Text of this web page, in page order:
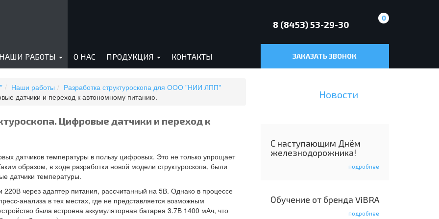
РАБОТЫ О НАС ПРОДУКЦИЯ КОНТАКТЫ
8 (8453) 53-29-30
0
ЗАКАЗАТЬ ЗВОНОК
Наши работы
Разработка структуроскопа для ООО "НИИ ЛПП"
датчики и переход к автономному питанию.
Цифровые датчики и переход к
датчиков температуры в пользу цифровых. Это не только упрощает
образом, в ходе разработки новой модели структуроскопа, были
датчики температуры.
220В через адаптер питания, рассчитанный на 5В. Однако в процессе
анализа в тех местах, где не представляется возможным
была встроена аккумуляторная батарея 3.7В 1400 мАч, что
Новости
С наступающим Днём
железнодорожника!
подробнее
Обучение от бренда ViBRA
подробнее